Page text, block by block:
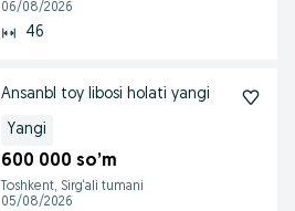
06/08/2026
46
Ansanbl toy libosi holati yangi
Yangi
600 000 so’m
Toshkent, Sirg‘ali tumani
05/08/2026